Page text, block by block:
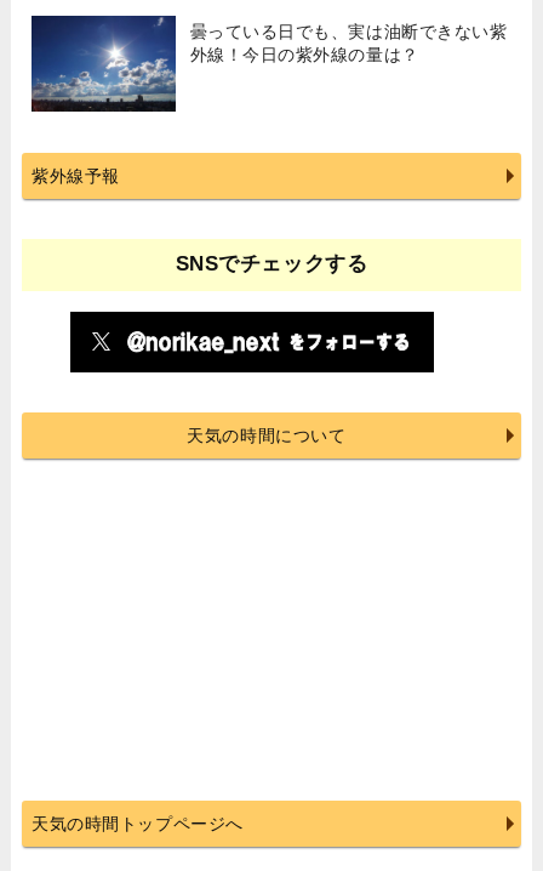
曇っている日でも、実は油断できない紫
外線！今日の紫外線の量は？
紫外線予報
SNSでチェックする
天気の時間について
天気の時間トップページへ